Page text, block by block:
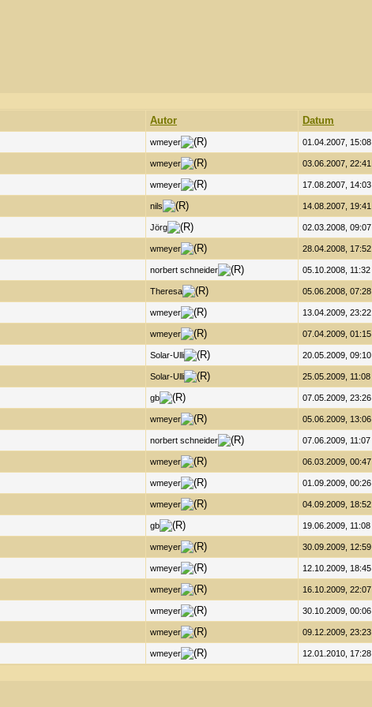
Autor Datum
wmeyer 01.04.2007, 15:08
wmeyer 03.06.2007, 22:41
wmeyer 17.08.2007, 14:03
nils 14.08.2007, 19:41
Jörg 02.03.2008, 09:07
wmeyer 28.04.2008, 17:52
norbert schneider 05.10.2008, 11:32
Theresa 05.06.2008, 07:28
wmeyer 13.04.2009, 23:22
wmeyer 07.04.2009, 01:15
Solar-Ulli 20.05.2009, 09:10
Solar-Ulli 25.05.2009, 11:08
gb 07.05.2009, 23:26
wmeyer 05.06.2009, 13:06
norbert schneider 07.06.2009, 11:07
wmeyer 06.03.2009, 00:47
wmeyer 01.09.2009, 00:26
wmeyer 04.09.2009, 18:52
gb 19.06.2009, 11:08
wmeyer 30.09.2009, 12:59
wmeyer 12.10.2009, 18:45
wmeyer 16.10.2009, 22:07
wmeyer 30.10.2009, 00:06
wmeyer 09.12.2009, 23:23
wmeyer 12.01.2010, 17:28